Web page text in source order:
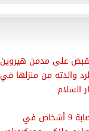
على مدمن هيروين
والدته من منزلها في
السلام
اصابة 9 أشخاص في